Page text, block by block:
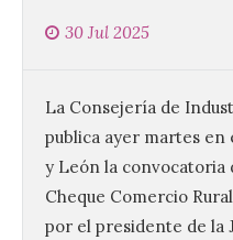
30 Jul 2025
La Consejería de
publica ayer martes en
y León la convocatoria
Cheque Comercio
por el presidente de la